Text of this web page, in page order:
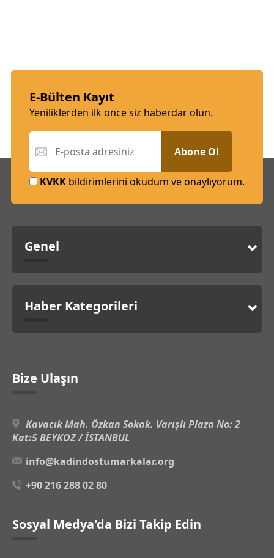
E-Bülten Kayıt
Yeniliklerden ilk önce siz haberdar olun.
Abone Ol
KVKK bildirimlerini okudum ve onaylıyorum.
Genel
Haber Kategorileri
Bize Ulaşın
Kavacık Mah. Özkan Sokak. Varışlı Plaza No: 2
Kat:5 BEYKOZ / İSTANBUL
info@kadindostumarkalar.org
+90 216 288 02 80
Sosyal Medya'da Bizi Takip Edin